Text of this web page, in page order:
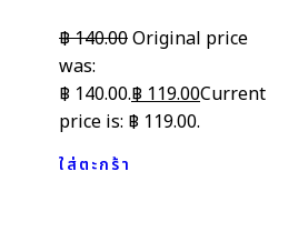
฿140.00Original price
was:
฿ 140.00.฿119.00Current
price is: ฿ 119.00.
ใส่ตะกร้า